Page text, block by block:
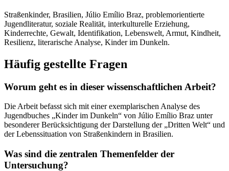
Straßenkinder, Brasilien, Júlio Emílio Braz, problemorientierte
Jugendliteratur, soziale Realität, interkulturelle Erziehung,
Kinderrechte, Gewalt, Identifikation, Lebenswelt, Armut, Kindheit,
Resilienz, literarische Analyse, Kinder im Dunkeln.
Häufig gestellte Fragen
Worum geht es in dieser wissenschaftlichen Arbeit?
Die Arbeit befasst sich mit einer exemplarischen Analyse des
Jugendbuches „Kinder im Dunkeln“ von Júlio Emílio Braz unter
besonderer Berücksichtigung der Darstellung der „Dritten Welt“ und
der Lebenssituation von Straßenkindern in Brasilien.
Was sind die zentralen Themenfelder der
Untersuchung?